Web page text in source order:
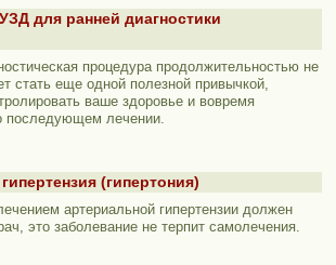
для ранней диагностики
процедура продолжительностью не
стать еще одной полезной привычкой,
ваше здоровье и вовремя
последующем лечении.
(гипертония)
артериальной гипертензии должен
это заболевание не терпит самолечения.